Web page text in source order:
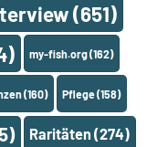
(651)
my-fish.org(162)
(160) Pflege(158)
Raritäten (274)